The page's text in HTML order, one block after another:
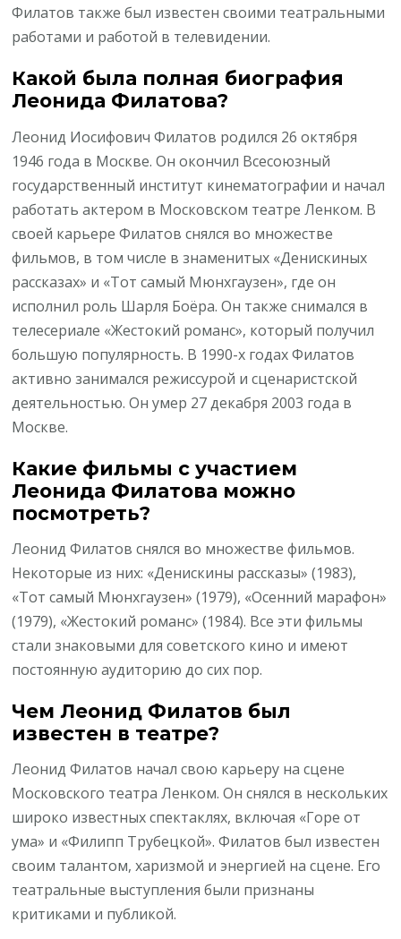
Филатов также был известен своими театральными
работами и работой в телевидении.
Какой была полная биография
Леонида Филатова?
Леонид Иосифович Филатов родился 26 октября
1946 года в Москве. Он окончил Всесоюзный
государственный институт кинематографии и начал
работать актером в Московском театре Ленком. В
своей карьере Филатов снялся во множестве
фильмов, в том числе в знаменитых «Денискиных
рассказах» и «Тот самый Мюнхгаузен», где он
исполнил роль Шарля Боёра. Он также снимался в
телесериале «Жестокий романс», который получил
большую популярность. В 1990-х годах Филатов
активно занимался режиссурой и сценаристской
деятельностью. Он умер 27 декабря 2003 года в
Москве.
Какие фильмы с участием
Леонида Филатова можно
посмотреть?
Леонид Филатов снялся во множестве фильмов.
Некоторые из них: «Денискины рассказы» (1983),
«Тот самый Мюнхгаузен» (1979), «Осенний марафон»
(1979), «Жестокий романс» (1984). Все эти фильмы
стали знаковыми для советского кино и имеют
постоянную аудиторию до сих пор.
Чем Леонид Филатов был
известен в театре?
Леонид Филатов начал свою карьеру на сцене
Московского театра Ленком. Он снялся в нескольких
широко известных спектаклях, включая «Горе от
ума» и «Филипп Трубецкой». Филатов был известен
своим талантом, харизмой и энергией на сцене. Его
театральные выступления были признаны
критиками и публикой.